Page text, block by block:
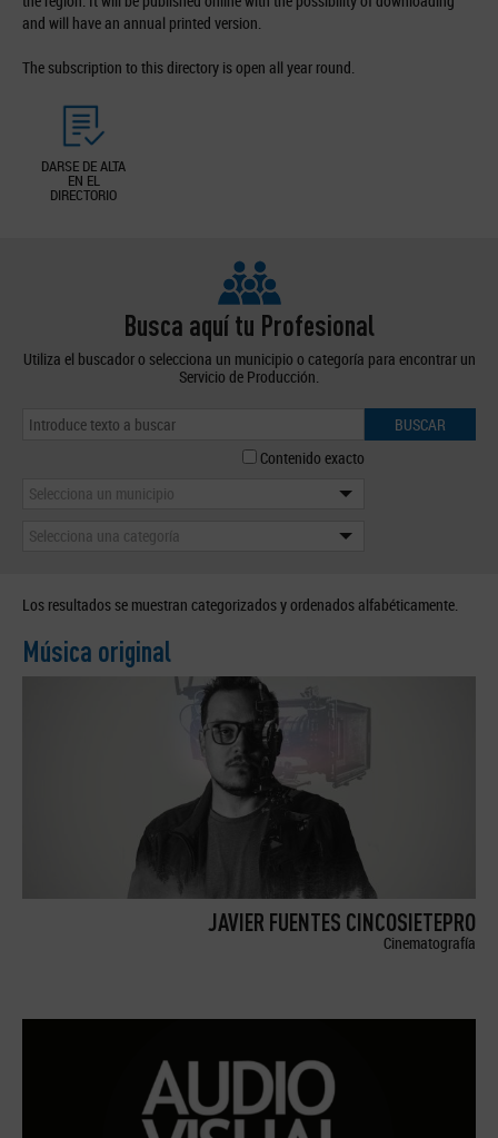
and will have an annual printed version.
The subscription to this directory is open all year round.
DARSE DE ALTA
EN EL
DIRECTORIO
Busca aquí tu Profesional
Utiliza el buscador o selecciona un municipio o categoría para encontrar un
Servicio de Producción.
BUSCAR
Contenido exacto
Selecciona un municipio
Selecciona una categoría
Los resultados se muestran categorizados y ordenados alfabéticamente.
Música original
JAVIER FUENTES CINCOSIETEPRO
Cinematografía